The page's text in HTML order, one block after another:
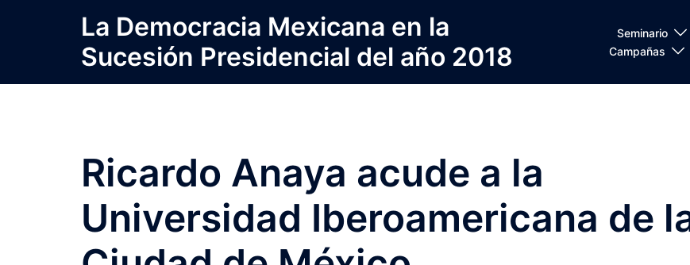
La Democracia Mexicana en la
Sucesión Presidencial del año 2018
Seminario
Campañas
Ricardo Anaya acude a la
Universidad Iberoamericana de